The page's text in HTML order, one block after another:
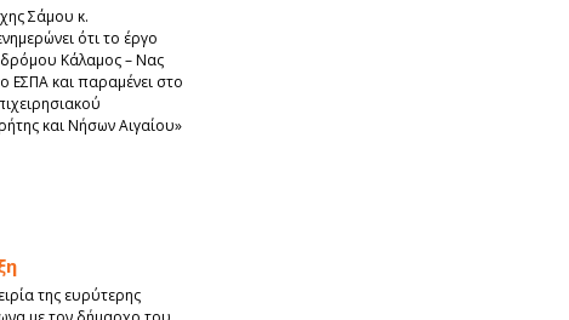
Σάμου κ.
ότι το έργο
Κάλαμος – Νας
ΕΣΠΑ και παραμένει στο
και Νήσων Αιγαίου»
της ευρύτερης